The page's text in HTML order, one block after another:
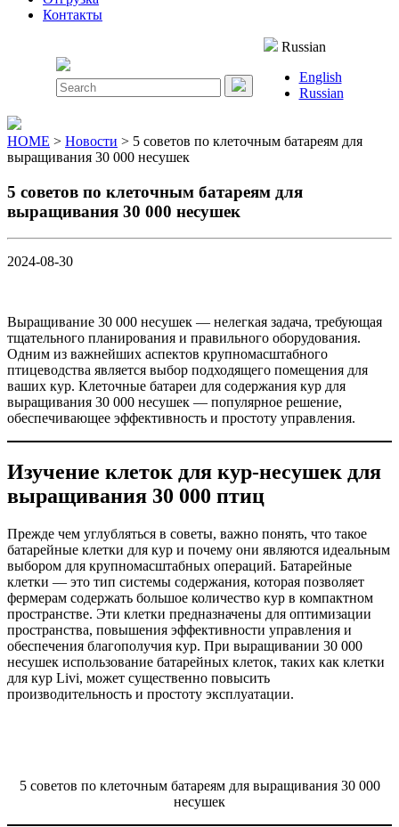
Контакты
Search
for:
Russian
English
Russian
HOME > Новости > 5 советов по клеточным батареям для
выращивания 30 000 несушек
5 советов по клеточным батареям для
выращивания 30 000 несушек
2024-08-30
Выращивание 30 000 несушек — нелегкая задача, требующая
тщательного планирования и правильного оборудования.
Одним из важнейших аспектов крупномасштабного
птицеводства является выбор подходящего помещения для
ваших кур. Клеточные батареи для содержания кур для
выращивания 30 000 несушек — популярное решение,
обеспечивающее эффективность и простоту управления.
Изучение клеток для кур-несушек для
выращивания 30 000 птиц
Прежде чем углубляться в советы, важно понять, что такое
батарейные клетки для кур и почему они являются идеальным
выбором для крупномасштабных операций. Батарейные
клетки — это тип системы содержания, которая позволяет
фермерам содержать большое количество кур в компактном
пространстве. Эти клетки предназначены для оптимизации
пространства, повышения эффективности управления и
обеспечения благополучия кур. При выращивании 30 000
несушек использование батарейных клеток, таких как клетки
для кур Livi, может существенно повысить
производительность и простоту эксплуатации.
5 советов по клеточным батареям для выращивания 30 000
несушек